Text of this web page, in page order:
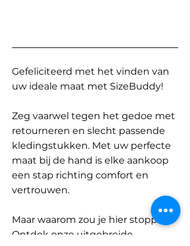
Gefeliciteerd met het vinden van
uw ideale maat met SizeBuddy!
Zeg vaarwel tegen het gedoe met
retourneren en slecht passende
kledingstukken. Met uw perfecte
maat bij de hand is elke aankoop
een stap richting comfort en
vertrouwen.
Maar waarom zou je hier stoppen?
Ontdek onze uitgebreide